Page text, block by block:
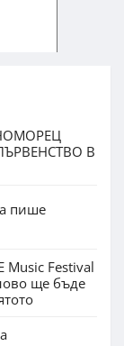
В
пише
Music Festival
ще бъде